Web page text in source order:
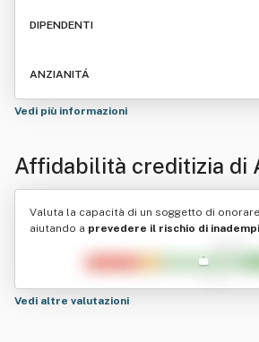
DIPENDENTI
ANZIANITÁ
Vedi più informazioni
Affidabilità creditizia di
Valuta la capacità di un soggetto di
aiutando a prevedere il rischio di
Vedi altre valutazioni